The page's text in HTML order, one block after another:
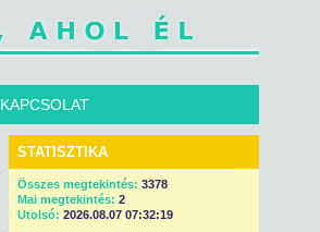
KAPCSOLAT
STATISZTIKA
Összes megtekintés: 3378
Mai megtekintés: 2
Utolsó: 2026.08.07 07:32:19